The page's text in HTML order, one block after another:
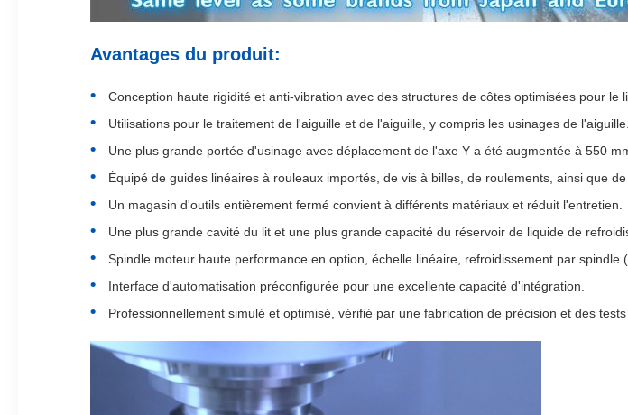
Avantages du produit:
Conception haute rigidité et anti-vibration avec des structures de côtes optimisées pour le
Utilisations pour le traitement de l'aiguille et de l'aiguille, y compris les usinages de l'aiguille.
Une plus grande portée d'usinage avec déplacement de l'axe Y a été augmentée à 550
Équipé de guides linéaires à rouleaux importés, de vis à billes, de roulements, ainsi que
Un magasin d'outils entièrement fermé convient à différents matériaux et réduit l'entretien.
Une plus grande cavité du lit et une plus grande capacité du réservoir de liquide de
Spindle moteur haute performance en option, échelle linéaire, refroidissement par spindle
Interface d'automatisation préconfigurée pour une excellente capacité d'intégration.
Professionnellement simulé et optimisé, vérifié par une fabrication de précision et des